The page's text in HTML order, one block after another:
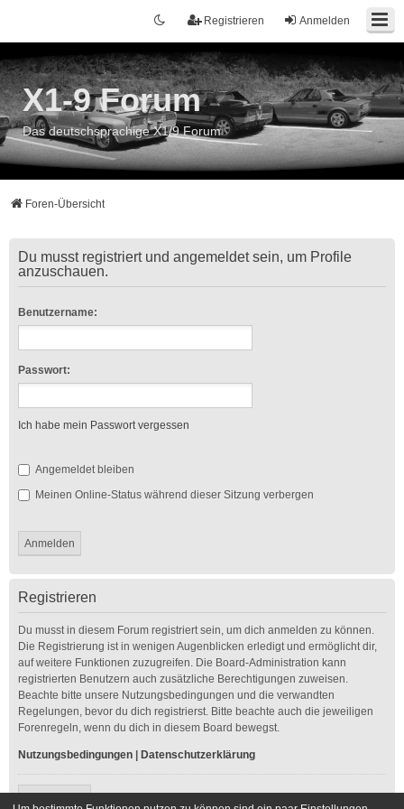
Anmelden
Registrieren
X1-9 Forum
Das deutschsprachige X1/9 Forum
Foren-Übersicht
Du musst registriert und angemeldet sein, um Profile
anzuschauen.
Benutzername:
Passwort:
Ich habe mein Passwort vergessen
Angemeldet bleiben
Meinen Online-Status während dieser Sitzung verbergen
Registrieren
Du musst in diesem Forum registriert sein, um dich anmelden zu können.
Die Registrierung ist in wenigen Augenblicken erledigt und ermöglicht dir,
auf weitere Funktionen zuzugreifen. Die Board-Administration kann
registrierten Benutzern auch zusätzliche Berechtigungen zuweisen.
Beachte bitte unsere Nutzungsbedingungen und die verwandten
Regelungen, bevor du dich registrierst. Bitte beachte auch die jeweiligen
Forenregeln, wenn du dich in diesem Board bewegst.
Nutzungsbedingungen Datenschutzerklärung